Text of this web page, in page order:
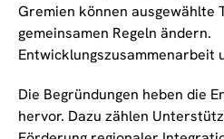
Gremien können ausgewählte
gemeinsamen Regeln ändern.
Entwicklungszusammenarbeit
Die Begründungen heben die
hervor. Dazu zählen